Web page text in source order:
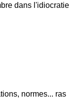
dans l'idiocratie
normes... ras